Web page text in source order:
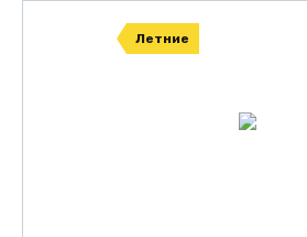
Летние